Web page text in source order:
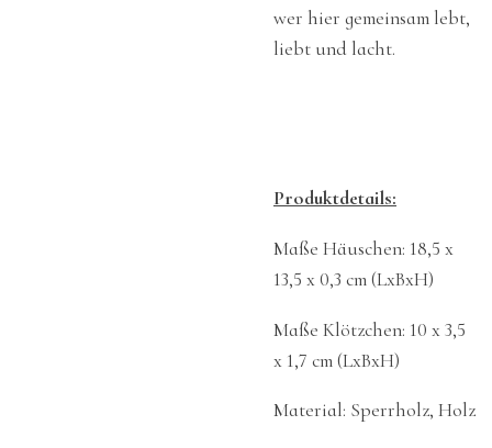
wer hier gemeinsam lebt,
liebt und lacht.
Produktdetails:
Maße Häuschen: 18,5 x
13,5 x 0,3 cm (LxBxH)
Maße Klötzchen: 10 x 3,5
x 1,7 cm (LxBxH)
Material: Sperrholz, Holz